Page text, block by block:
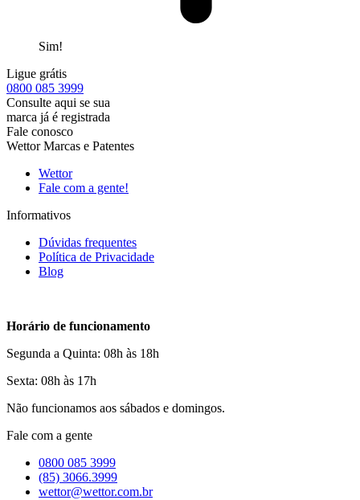
Sim!
Ligue grátis
0800 085 3999
Consulte aqui se sua
marca já é registrada
Fale conosco
Wettor Marcas e Patentes
Wettor
Fale com a gente!
Informativos
Dúvidas frequentes
Política de Privacidade
Blog
Horário de funcionamento
Segunda a Quinta: 08h às 18h
Sexta: 08h às 17h
Não funcionamos aos sábados e domingos.
Fale com a gente
0800 085 3999
(85) 3066.3999
wettor@wettor.com.br